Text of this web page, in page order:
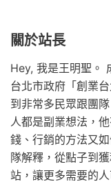
關於站長
Hey, 我是王明聖。
台北市政府「創業
到非常多民眾跟團
人都是副業想法，
錢、行銷的方法又
隊解釋，從點子到
站，讓更多需要的